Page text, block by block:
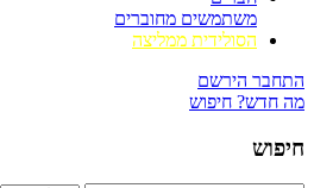
משתמשים מחוברים
הסולידית ממליצה
התחבר הירשם
מה חדש? חיפוש
חיפוש